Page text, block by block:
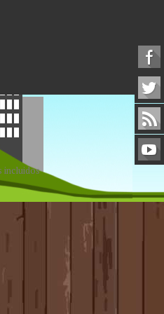
incluidos